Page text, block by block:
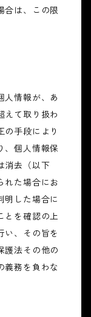
合は、この限
人情報が、あ
えて取り扱わ
手段により
、個人情報保
消去（以下
れた場合にお
明した場合に
とを確認の上
い、その旨を
護法その他の
義務を負わな